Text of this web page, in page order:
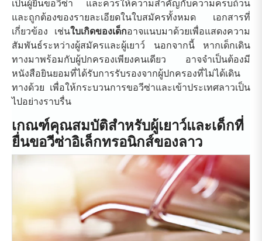
เป็นผู้ยื่นขอวีซ่า และควรให้ความสำคัญกับความครบถ้วน
และถูกต้องของรายละเอียดในใบสมัครทั้งหมด เอกสารที่
เกี่ยวข้อง เช่นใบเกิดของเด็กอาจแนบมาด้วยเพื่อแสดงความ
สัมพันธ์ระหว่างผู้สมัครและผู้เยาว์ นอกจากนี้ หากเด็กเดิน
ทางมาพร้อมกับผู้ปกครองเพียงคนเดียว อาจจำเป็นต้องมี
หนังสือยินยอมที่ได้รับการรับรองจากผู้ปกครองที่ไม่ได้เดิน
ทางด้วย เพื่อให้กระบวนการขอวีซ่าและเข้าประเทศลาวเป็น
ไปอย่างราบรื่น
เกณฑ์คุณสมบัติสำหรับผู้เยาว์และเด็กที่
ยื่นขอวีซ่าอิเล็กทรอนิกส์ของลาว